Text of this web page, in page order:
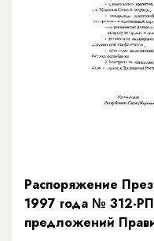
Распоряжение
1997 года № 312-
предложений